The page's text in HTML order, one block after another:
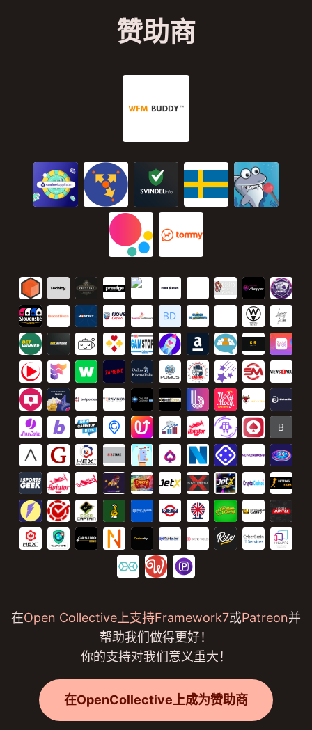
赞助商
在Open Collective上支持Framework7或Patreon并
帮助我们做得更好！
你的支持对我们意义重大！
在OpenCollective上成为赞助商